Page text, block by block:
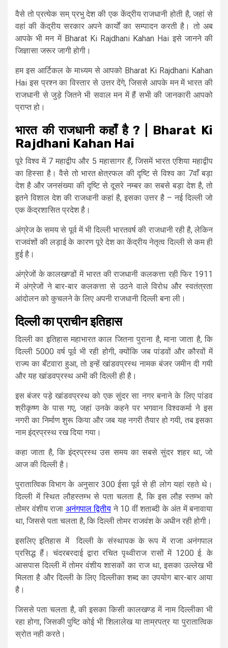
वैसे तो प्रत्येक सम् प्रभु देश की एक केंद्रीय राजधानी होती है, जहां से
वहां की केंद्रीय सरकार अपने कार्यों का सम्पादन करती है। तो अब
आपके भी मन में Bharat Ki Rajdhani Kahan Hai इसे जानने की
जिज्ञासा जरूर जागी होगी।
हम इस आर्टिकल के माध्यम से आपको Bharat Ki Rajdhani Kahan
Hai इस प्रश्न का विस्तार से उत्तर देंगे, जिससे आपके मन में भारत की
राजधानी से जुड़े जितने भी सवाल मन में हैं सभी की जानकारी आपको
प्राप्त हो।
भारत की राजधानी कहाँ है ? | Bharat Ki
Rajdhani Kahan Hai
पूरे विश्व में 7 महाद्वीप और 5 महासागर हैं, जिसमें भारत एशिया महाद्वीप
का हिस्सा है। वैसे तो भारत क्षेत्रफल की दृष्टि से विश्व का 7वाँ बड़ा
देश है और जनसंख्या की दृष्टि से दूसरे नम्बर का सबसे बड़ा देश है, तो
इतने विशाल देश की राजधानी कहां है, इसका उत्तर है – नई दिल्ली जो
एक केंद्रशासित प्रदेश है।
अंग्रेज के समय से पूर्व में भी दिल्ली भारतवर्ष की राजधानी रही है, लेकिन
राजवंशों की लड़ाई के कारण पूरे देश का केंद्रीय नेतृत्व दिल्ली से कम ही
हुई है।
अंग्रेजों के कालखण्डों में भारत की राजधानी कलकत्ता रही फिर 1911
में अंग्रेजों ने बार-बार कलकत्ता से उठने वाले विरोध और स्वतंत्रता
आंदोलन को कुचलने के लिए अपनी राजधानी दिल्ली बना ली।
दिल्लीकाप्राचीनइतिहास
दिल्ली का इतिहास महाभारत काल जितना पुराना है, माना जाता है, कि
दिल्ली 5000 वर्ष पूर्व भी रही होगी, क्योंकि जब पांडवों और कौरवों में
राज्य का बँटवारा हुआ, तो इन्हें खांडवप्रस्थ नामक बंजर जमीन दी गयी
और यह खांडवप्रस्थ अभी की दिल्ली ही है।
इस बंजर पड़े खांडवप्रस्थ को एक सुंदर सा नगर बनाने के लिए पांडव
श्रीकृष्ण के पास गए, जहां उनके कहने पर भगवान विश्वकर्मा ने इस
नगरी का निर्माण शुरू किया और जब यह नगरी तैयार हो गयी, तब इसका
नाम इंद्रप्रस्थ रख दिया गया।
कहा जाता है, कि इंद्रप्रस्थ उस समय का सबसे सुंदर शहर था, जो
आज की दिल्ली है।
पुरातात्विक विभाग के अनुसार 300 ईसा पूर्व से ही लोग यहां रहते थे।
दिल्ली में स्थित लौहस्तम्भ से पता चलता है, कि इस लौह स्तम्भ को
तोमर वंशीय राजा अनंगपाल द्वितीय ने 10 वीं शताब्दी के अंत में बनावाया
था, जिससे पता चलता है, कि दिल्ली तोमर राजवंश के अधीन रही होगी।
इसलिए इतिहास में दिल्ली के संस्थापक के रूप में राजा अनंगपाल
प्रसिद्ध हैं। चंदरबरदाई द्वारा रचित पृथ्वीराज रासों में 1200 ई. के
आसपास दिल्ली में तोमर वंशीय शासकों का राज था, इसका उल्लेख भी
मिलता है और दिल्ली के लिए दिल्लीका शब्द का उपयोग बार-बार आया
है।
जिससे पता चलता है, की इसका किसी कालखण्ड में नाम दिल्लीका भी
रहा होगा, जिसकी पुष्टि कोई भी शिलालेख या ताम्रपत्र या पुरातात्विक
स्रोत नही करते।